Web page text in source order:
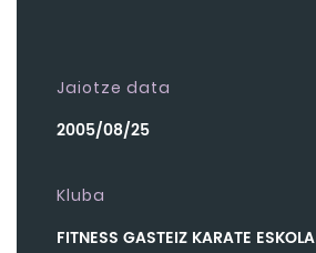
Jaiotze data
2005/08/25
Kluba
FITNESS GASTEIZ KARATE ESKOLA